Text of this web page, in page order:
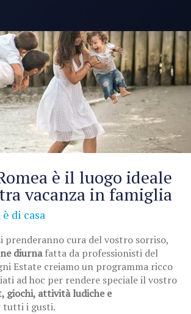
è il luogo ideale
vacanza in famiglia
di casa
prenderanno cura del vostro sorriso,
diurnafatta da professionisti del
Estate creiamo un programma ricco
ad hoc per rendere speciale il vostro
giochi, attività ludiche e
tutti i gusti.